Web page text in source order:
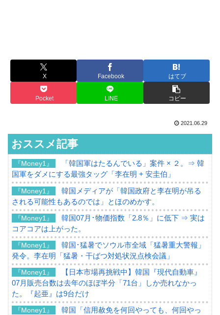
X Facebook はてブ
Pocket LINE コピー
2021.06.29
おススメ記事
『Money1』
「韓国軍はたるんでいる」案件 × ２。⇒ 韓
国軍をダメにする最強タッグ「李在明 + 安圭伯」
『Money1』
韓国メディアが「韓国政府と李在明が吊る
される可能性もあるのでは」とほのめかす。
『Money1』
韓国07月･物価指数「2.8％」に低下 ⇒ 実は
コアコアは上がった。
『Money1』
韓国･猛暑でソウル市全域「猛暑重大警報」
発令。李在明「猛暑・干ばつ対処状況点検会議」
『Money1』
【日本市場再挑戦中】韓国『現代自動車』
07月販売台数は去年のほぼ半分「71台」しか売れなかっ
た。『起亜』は9台だけ
『Money1』
韓国「信用赦免を何回やっても、何回やっ